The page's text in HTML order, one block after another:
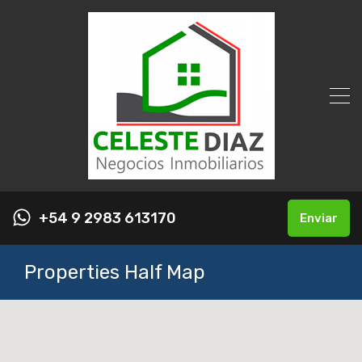
+54 9 2983 613170 Enviar
Properties Half Map